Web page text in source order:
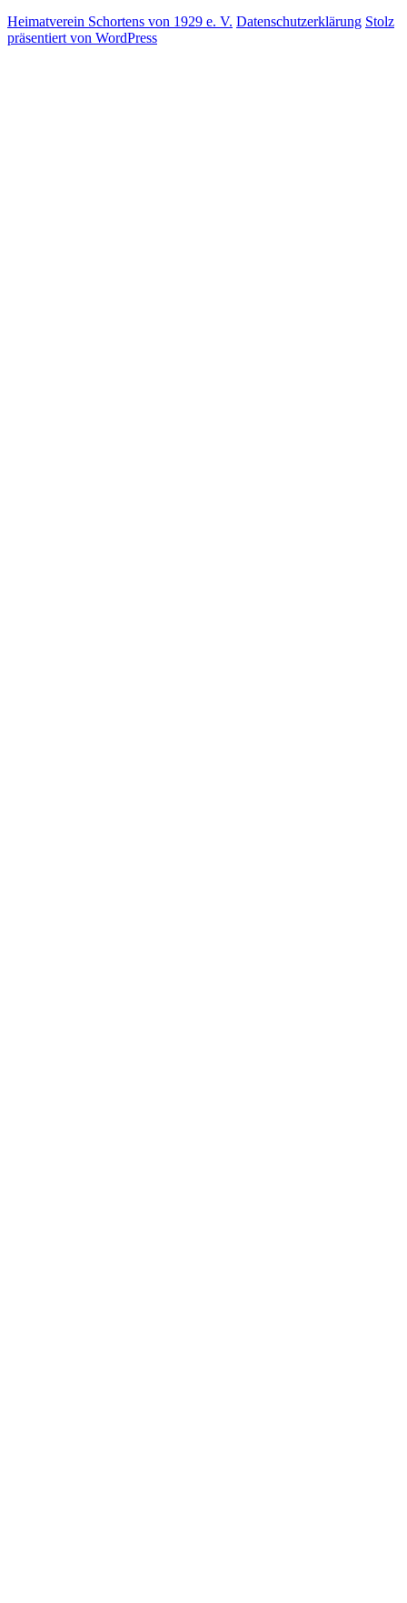
Heimatverein Schortens von 1929 e. V. Datenschutzerklärung Stolz
präsentiert von WordPress